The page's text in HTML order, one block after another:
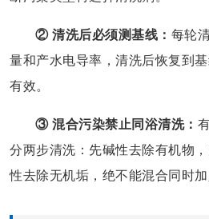
② 清洗后必须测基线： 每轮
量和产水电导率，清洗后恢复到
有效。
③ 混合污染禁止同浴清洗：
分两步清洗：先碱性去除有机物
性去除无机垢，绝不能混合同时加